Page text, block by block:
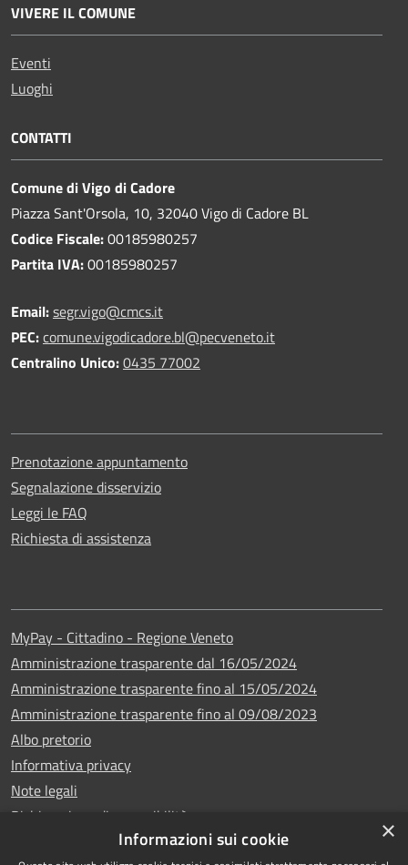
VIVERE IL COMUNE
Eventi
Luoghi
CONTATTI
Comune di Vigo di Cadore
Piazza Sant'Orsola, 10, 32040 Vigo di Cadore BL
Codice Fiscale:00185980257
Partita IVA:00185980257
Email:segr.vigo@cmcs.it
PEC:comune.vigodicadore.bl@pecveneto.it
Centralino Unico:0435 77002
Prenotazione appuntamento
Segnalazione disservizio
Leggi le FAQ
Richiesta di assistenza
MyPay - Cittadino - Regione Veneto
Amministrazione trasparente dal 16/05/2024
Amministrazione trasparente fino al 15/05/2024
Amministrazione trasparente fino al 09/08/2023
Albo pretorio
Informativa privacy
Note legali
Dichiarazione di accessibilità
×
Informazioni sui cookie